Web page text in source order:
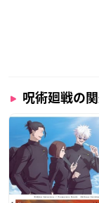
呪術廻戦の